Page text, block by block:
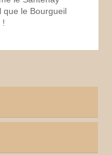
que le Bourgueil
!